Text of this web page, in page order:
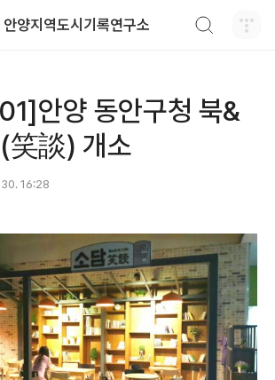
안양지역도시기록연구소
안양 동안구청 북&
笑談) 개소
16:28